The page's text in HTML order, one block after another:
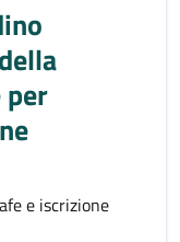
e iscrizione